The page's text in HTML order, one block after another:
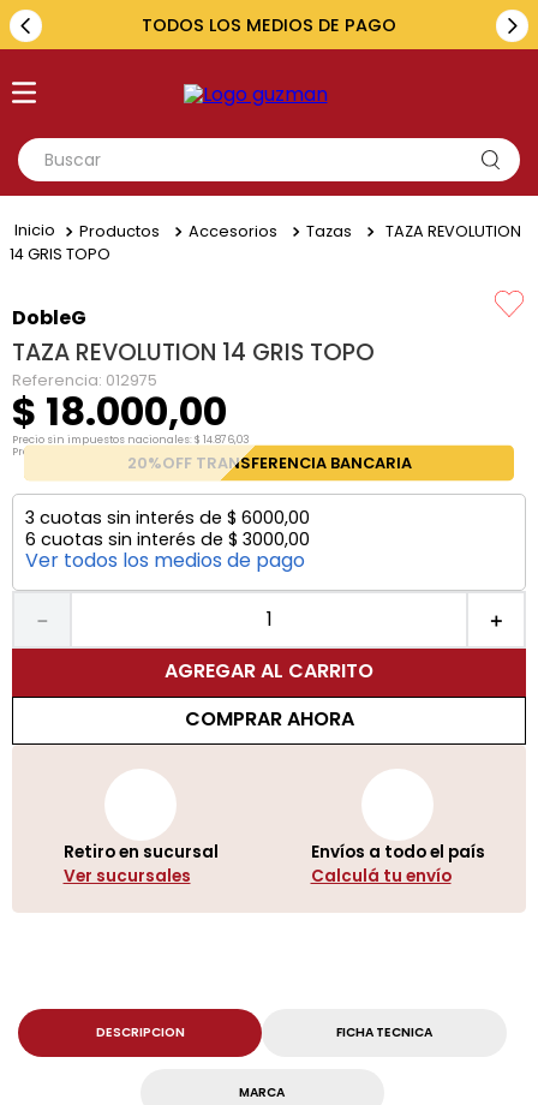
TODOS LOS MEDIOS DE PAGO
Buscar
1.
toyota
4.
fiat
5. hilux
Productos Accesorios Tazas
TAZA REVOLUTION
14 GRIS TOPO
DobleG
TAZA REVOLUTION 14 GRIS TOPO
Referencia: 012975
$ 18.000,00
Precio sin impuestos nacionales:$ 14.876,03
Precio por unidad:
20%OFF TRANSFERENCIA BANCARIA
3 cuotas sin interés de $ 6000,00
6 cuotas sin interés de $ 3000,00
Ver todos los medios de pago
＋
－
AGREGAR AL CARRITO
COMPRAR AHORA
Retiro en sucursal
Ver sucursales
Envíos a todo el país
Calculá tu envío
DESCRIPCION FICHA TECNICA
MARCA